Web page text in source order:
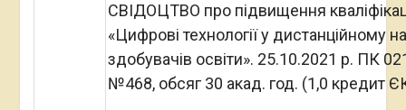
СВІДОЦТВО про підвищення
«Цифрові технології у дистанційному
здобувачів освіти». 25.10.2021 р. ПК
№468, обсяг 30 акад. год. (1,0 кредит